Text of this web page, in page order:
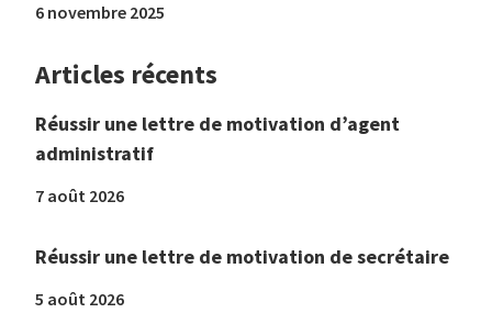
6 novembre 2025
Articles récents
Réussir une lettre de motivation d’agent
administratif
7 août 2026
Réussir une lettre de motivation de secrétaire
5 août 2026